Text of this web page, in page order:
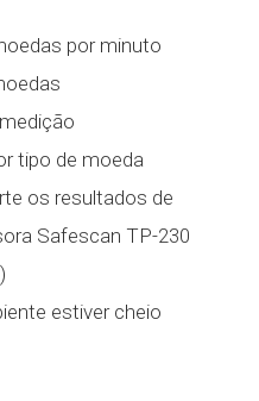
por minuto
tipo de moeda
os resultados de
Safescan TP-230
estiver cheio